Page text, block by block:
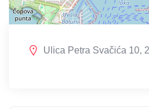
Ulica Petra Svačića 10,